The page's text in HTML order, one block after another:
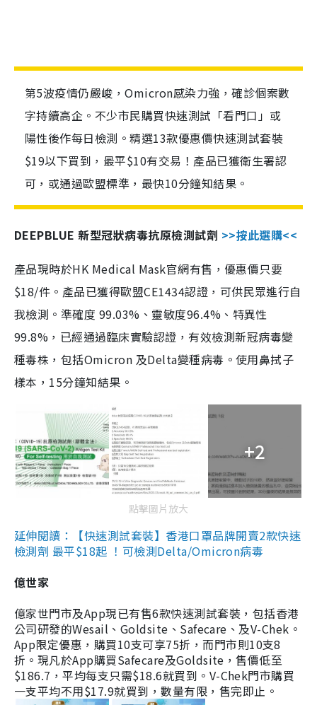
第5波疫情仍嚴峻，Omicron感染力強，確診個案數
字持續高企。不少市民購買快速測試「看門口」或
陽性後作每日檢測。精選13款優惠價快速測試套裝
$19以下買到，最平$10有交易！產品已獲衛生署認
可，或通過歐盟標準，最快10分鐘知結果。
DEEPBLUE 新型冠狀病毒抗原檢測試劑 >>按此選購<<
產品現時於HK Medical Mask官網有售，優惠價只要
$18/件。產品已獲得歐盟CE1434認證，可供民眾進行自
我檢測。準確度 99.03%、靈敏度96.4%、特異性
99.8%，已經通過臨床實驗認證，有效檢測新冠病毒變
種毒株，包括Omicron 及Delta變種病毒。使用鼻拭子
樣本，15分鐘知結果。
+2
點擊圖片放大
延伸閱讀：【快速測試套裝】香港口罩品牌開賣2款快速
檢測劑 最平$18起 ！可檢測Delta/Omicron病毒
億世家
億家世門市及App現已有售6款快速測試套裝，包括香港
公司研發的Wesail、Goldsite、Safecare、及V-Chek。
App限定優惠，購買10支可享75折，而門市則10支8
折。現凡於App購買Safecare及Goldsite，售價低至
$186.7，平均每支只需$18.6就買到。V-Chek門市購買
一支平均不用$17.9就買到，數量有限，售完即止。